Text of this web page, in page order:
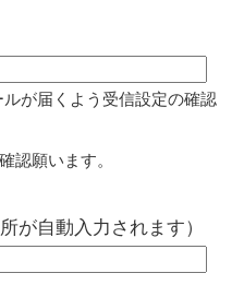
が届くよう受信設定の確認
認願います。
が自動入力されます）